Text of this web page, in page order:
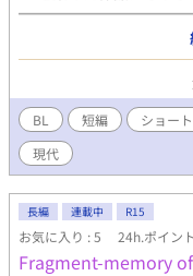
━━━━━━━━━━━━━━━
あります。 ※また、流
作品もあります。 その
いていますので、よく
━━━━━━━━━━━━━━━
ておいたメモだったの
く…。 ならばそのままア
た。 その為、キャラク
っています。 一話ずつ
ありますが楽しんでいた
━━━━━━━━━━━━━━━
回更新：2021/03/22 第
BL 短編 ショー
現代
長編 連載中 R15
お気に入り : 5 24h.ポイン
Fragment-memory